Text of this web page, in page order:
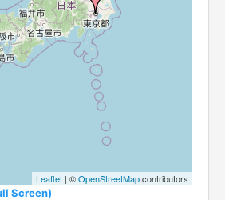
Leaflet | ©OpenStreetMapcontributors
Screen)